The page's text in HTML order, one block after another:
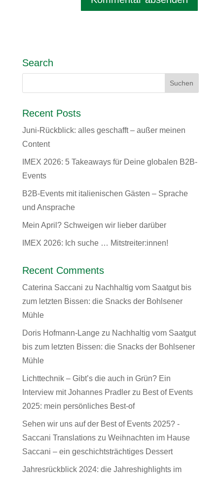
Search
Recent Posts
Juni-Rückblick: alles geschafft – außer meinen
Content
IMEX 2026: 5 Takeaways für Deine globalen B2B-
Events
B2B-Events mit italienischen Gästen – Sprache
und Ansprache
Mein April? Schweigen wir lieber darüber
IMEX 2026: Ich suche … Mitstreiter:innen!
Recent Comments
Caterina Saccani zu Nachhaltig vom Saatgut bis
zum letzten Bissen: die Snacks der Bohlsener
Mühle
Doris Hofmann-Langezu Nachhaltig vom Saatgut
bis zum letzten Bissen: die Snacks der Bohlsener
Mühle
Lichttechnik – Gibt’s die auch in Grün? Ein
Interview mit Johannes Pradlerzu Best of Events
2025: mein persönliches Best-of
Sehen wir uns auf der Best of Events 2025? -
Saccani Translationszu Weihnachten im Hause
Saccani – ein geschichtsträchtiges Dessert
Jahresrückblick 2024: die Jahreshighlights im